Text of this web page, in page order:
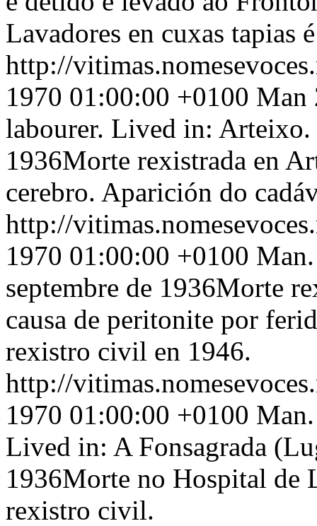
Lavadores en cuxas tapias
http://
1970 01:00:00 +0100 Man
labourer. Lived in:
1936Morte rexistrada en
cerebro. Aparición do
http://
1970 01:00:00 +0100
septembre de 1936Morte
causa de peritonite por
rexistro civil en 1946.
http://
1970 01:00:00 +0100
Lived in: A Fonsagrada
1936Morte no Hospital de
rexistro civil.